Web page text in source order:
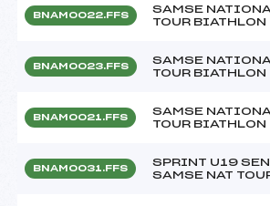
BNAM0022.FFS
SAMSE
TOUR BIATHLON
BNAM0023.FFS
SAMSE
TOUR BIATHLON
BNAM0021.FFS
SAMSE
TOUR BIATHLON
BNAM0031.FFS
SPRINT U19 SEN
SAMSE NAT